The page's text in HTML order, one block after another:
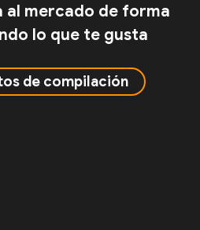
al mercado de forma
lo que te gusta
de compilación